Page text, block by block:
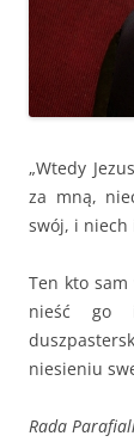
„Wtedy
za mną,
swój, i niech
Ten kto
nieść go
niesieniu
Rada